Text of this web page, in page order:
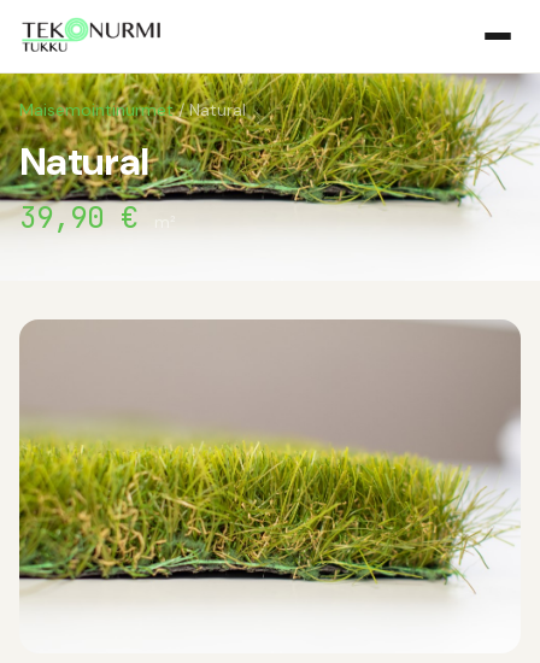
Maisemointinurmet/ Natural
Natural
39,90 € m²